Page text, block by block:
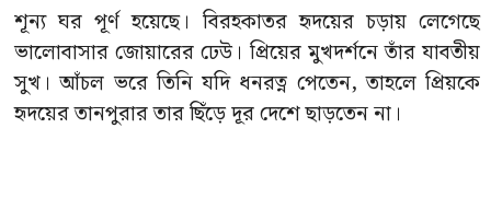
শূন্য ঘর পূর্ণ হয়েছে। বিরহকাতর হৃদয়ের চড়ায় লেগেছে
ভালোবাসার জোয়ারের ঢেউ। প্রিয়ের মুখদর্শনে তাঁর যাবতীয়
সুখ। আঁচল ভরে তিনি যদি ধনরত্ন পেতেন, তাহলে প্রিয়কে
হৃদয়ের তানপুরার তার ছিঁড়ে দূর দেশে ছাড়তেন না।